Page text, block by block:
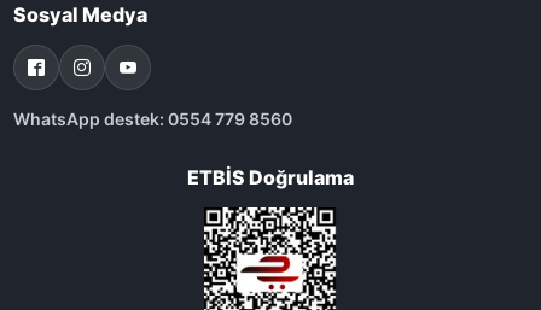
Sosyal Medya
WhatsApp destek: 0554 779 8560
ETBİS Doğrulama